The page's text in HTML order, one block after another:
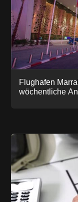
Flughafen
wöchentliche